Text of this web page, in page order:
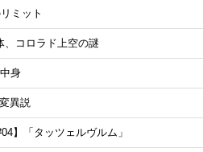
ミット
、コロラド上空の謎
身
異説
】「タッツェルヴルム」